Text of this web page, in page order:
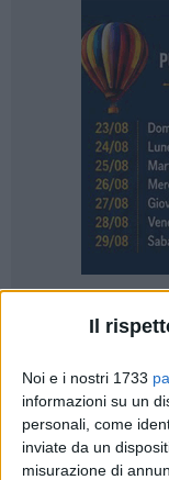
Il
Noi e i nostri 1733
informazioni su un
personali, come
inviate da un
misurazione di
1
Donato
Festival. Ha
Lo ha comunicato